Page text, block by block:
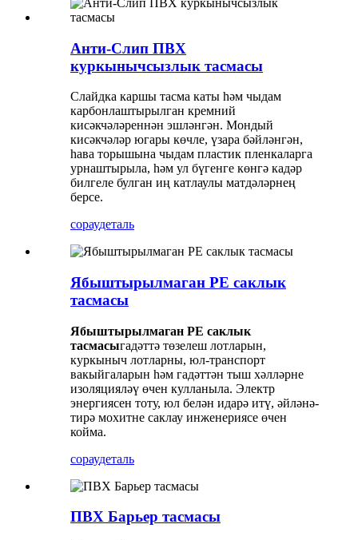
Анти-Слип ПВХ
куркынычсызлык тасмасы
Слайдка каршы тасма каты һәм чыдам
карбонлаштырылган кремний
кисәкчәләреннән эшләнгән. Мондый
кисәкчәләр югары көчле, үзара бәйләнгән,
һава торышына чыдам пластик пленкаларга
урнаштырыла, һәм ул бүгенге көнгә кадәр
билгеле булган иң катлаулы матдәләрнең
берсе.
сораудеталь
Ябыштырылмаган PE саклык
тасмасы
Ябыштырылмаган PE саклык
тасмасыгадәттә төзелеш лотларын,
куркыныч лотларны, юл-транспорт
вакыйгаларын һәм гадәттән тыш хәлләрне
изоляцияләү өчен кулланыла. Электр
энергиясен тоту, юл белән идарә итү, әйләнә-
тирә мохитне саклау инженериясе өчен
койма.
сораудеталь
ПВХ Барьер тасмасы